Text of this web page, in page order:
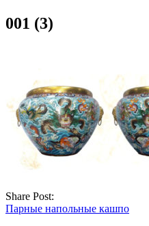
001 (3)
Share Post:
Парные напольные кашпо